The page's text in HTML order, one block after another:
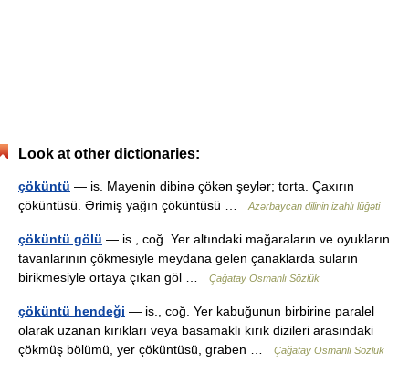
Look at other dictionaries:
çöküntü — is. Mayenin dibinə çökən şeylər; torta. Çaxırın
çöküntüsü. Ərimiş yağın çöküntüsü …
Azərbaycan dilinin izahlı lüğəti
çöküntü gölü — is., coğ. Yer altındaki mağaraların ve oyukların
tavanlarının çökmesiyle meydana gelen çanaklarda suların
birikmesiyle ortaya çıkan göl …
Çağatay Osmanlı Sözlük
çöküntü hendeği — is., coğ. Yer kabuğunun birbirine paralel
olarak uzanan kırıkları veya basamaklı kırık dizileri arasındaki
çökmüş bölümü, yer çöküntüsü, graben …
Çağatay Osmanlı Sözlük